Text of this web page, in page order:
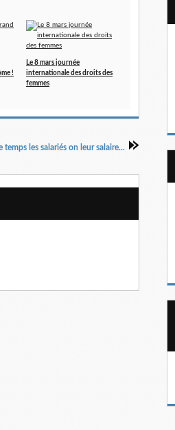
!
Le 8 mars journée
internationale des droits des
femmes
temps les salariés on leur salaire...